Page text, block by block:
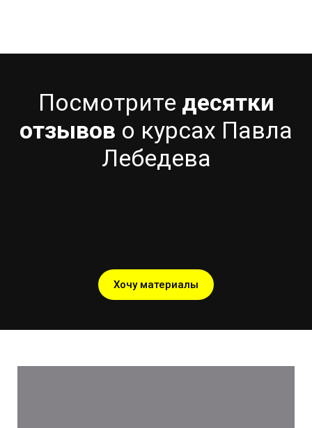
Посмотрите десятки
отзывов о курсах Павла
Лебедева
Хочу материалы